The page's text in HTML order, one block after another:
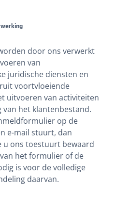
door ons verwerkt
van
juridische diensten en
voortvloeiende
uitvoeren van activiteiten
het klantenbestand.
op de
e-mail stuurt, dan
u ons toestuurt bewaard
het formulier of de
is voor de volledige
daarvan.